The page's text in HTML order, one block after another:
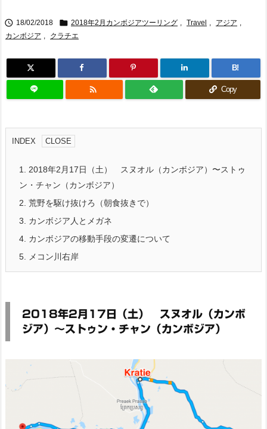
 18/02/2018  2018年2月カンボジアツーリング , Travel , アジア ,
カンボジア , クラチエ
B!
 Copy
INDEX
1.
2018年2月17日（土） スヌオル（カンボジア）〜ストゥ
ン・チャン（カンボジア）
2. 荒野を駆け抜けろ（朝食抜きで）
3.
カンボジア人とメガネ
4. カンボジアの移動手段の変遷について
5.
メコン川右岸
2018年2月17日（土） スヌオル（カンボ
ジア）〜ストゥン・チャン（カンボジア）